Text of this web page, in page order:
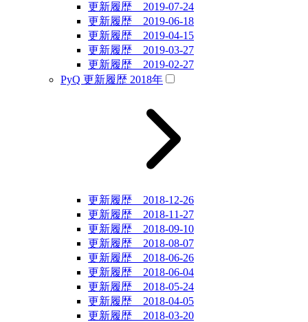
更新履歴 2019-07-24
更新履歴 2019-06-18
更新履歴 2019-04-15
更新履歴 2019-03-27
更新履歴 2019-02-27
PyQ 更新履歴 2018年
更新履歴 2018-12-26
更新履歴 2018-11-27
更新履歴 2018-09-10
更新履歴 2018-08-07
更新履歴 2018-06-26
更新履歴 2018-06-04
更新履歴 2018-05-24
更新履歴 2018-04-05
更新履歴 2018-03-20